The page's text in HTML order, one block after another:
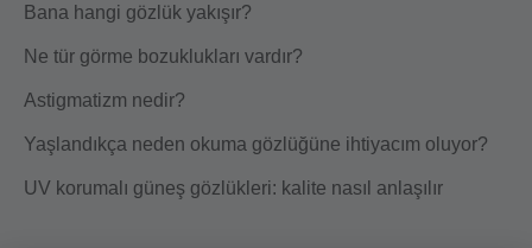
Bana hangi gözlük yakışır?
Ne tür görme bozuklukları vardır?
Astigmatizm nedir?
Yaşlandıkça neden okuma gözlüğüne ihtiyacım oluyor?
UV korumalı güneş gözlükleri: kalite nasıl anlaşılır